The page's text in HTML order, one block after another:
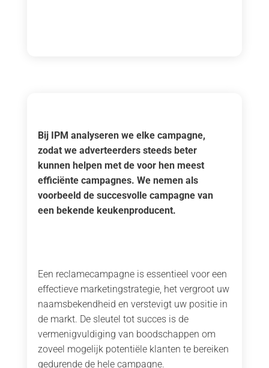
Bij IPM analyseren we elke campagne,
zodat we adverteerders steeds beter
kunnen helpen met de voor hen meest
efficiënte campagnes. We nemen als
voorbeeld de succesvolle campagne van
een bekende keukenproducent.
Een reclamecampagne is essentieel voor een
effectieve marketingstrategie, het vergroot uw
naamsbekendheid en verstevigt uw positie in
de markt. De sleutel tot succes is de
vermenigvuldiging van boodschappen om
zoveel mogelijk potentiële klanten te bereiken
gedurende de hele campagne.